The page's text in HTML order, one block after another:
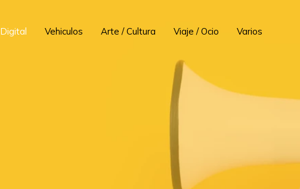
Digital Vehiculos Arte / Cultura Viaje / Ocio Varios